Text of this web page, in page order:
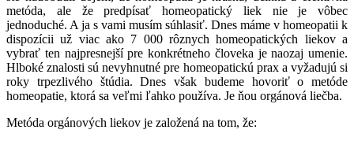
metóda, ale že predpísať homeopatický liek nie je vôbec
jednoduché. A ja s vami musím súhlasiť. Dnes máme v homeopatii k
dispozícii už viac ako 7 000 rôznych homeopatických liekov a
vybrať ten najpresnejší pre konkrétneho človeka je naozaj umenie.
Hlboké znalosti sú nevyhnutné pre homeopatickú prax a vyžadujú si
roky trpezlivého štúdia. Dnes však budeme hovoriť o metóde
homeopatie, ktorá sa veľmi ľahko používa. Je ňou orgánová liečba.
Metóda orgánových liekov je založená na tom, že: